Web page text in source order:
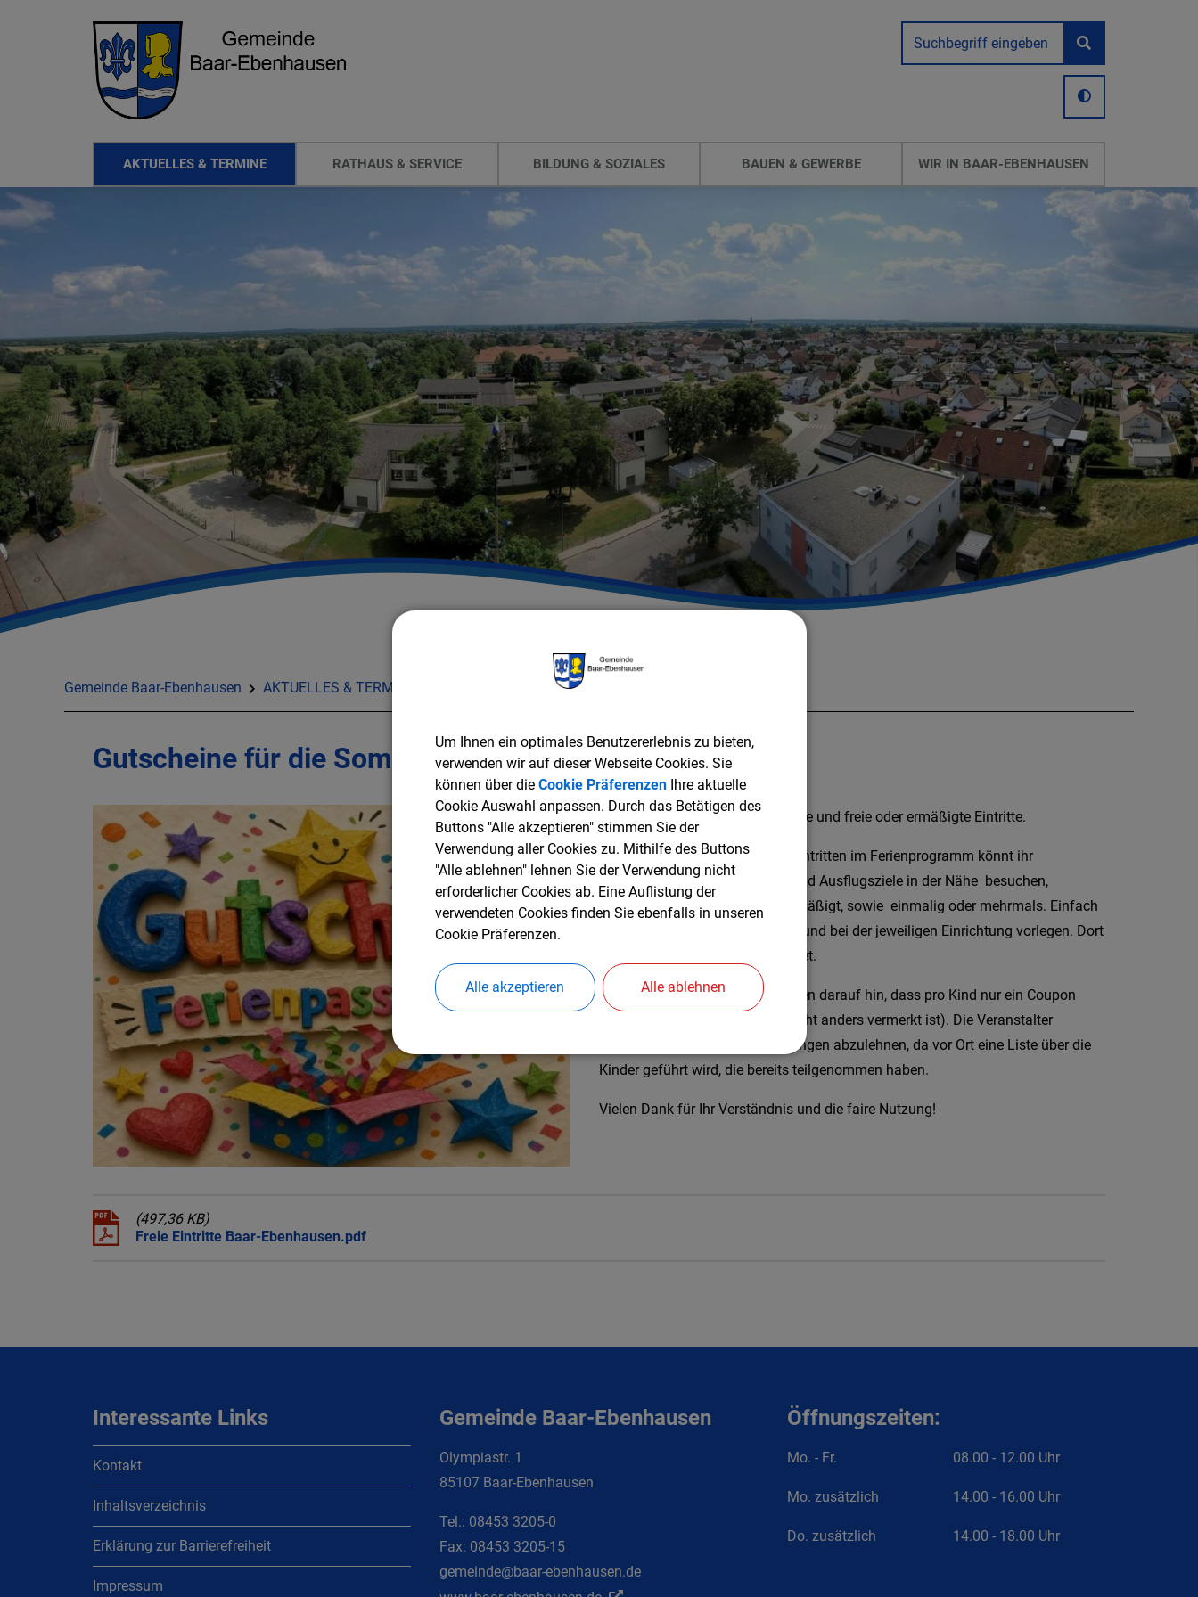
AKTUELLES & TERMINE RATHAUS & SERVICE BILDUNG & SOZIALES BAUEN & GEWERBE WIR IN BAAR-EBENHAUSEN
Gemeinde Baar-Ebenhausen AKTUELLES & TERMINE Gutscheine
Gutscheine für die Sommerferien
Nachfolgend findet ihr Gutscheine und freie oder ermäßigte Eintritte.
Mit den Gutscheinen und freie Eintritten im Ferienprogramm könnt ihr
spannende Aktivitäten erleben und Ausflugsziele in der Nähe besuchen,
teilweise kostenfrei, teilweise ermäßigt, sowie einmalig oder mehrmals. Einfach
die Gutscheinseiten ausdrucken und bei der jeweiligen Einrichtung vorlegen. Dort
wird der Gutschein dann entwertet.
Hinweis zur Einlösung:
Wir weisen darauf hin, dass pro Kind nur ein Coupon
eingelöst erden kann (falls es nicht anders vermerkt ist). Die Veranstalter
behalten sich vor, Mehrfachlösungen abzulehnen, da vor Ort eine Liste über die
Kinder geführt wird, die bereits teilgenommen haben.
Vielen Dank für Ihr Verständnis und die faire Nutzung!
(497,36 KB)
Freie Eintritte Baar-Ebenhausen.pdf
Interessante Links
Kontakt
Inhaltsverzeichnis
Erklärung zur Barrierefreiheit
Impressum
Gemeinde Baar-Ebenhausen
Olympiastr. 1
85107 Baar-Ebenhausen
Tel.: 08453 3205-0
Fax: 08453 3205-15
gemeinde@baar-ebenhausen.de
Öffnungszeiten:
Mo. - Fr. 08.00 - 12.00 Uhr
Mo. zusätzlich 14.00 - 16.00 Uhr
Do. zusätzlich 14.00 - 18.00 Uhr
Um Ihnen ein optimales Benutzererlebnis zu bieten,
verwenden wir auf dieser Webseite Cookies. Sie
können über die Cookie PräferenzenIhre aktuelle
Cookie Auswahl anpassen. Durch das Betätigen des
Buttons "Alle akzeptieren" stimmen Sie der
Verwendung aller Cookies zu. Mithilfe des Buttons
"Alle ablehnen" lehnen Sie der Verwendung nicht
erforderlicher Cookies ab. Eine Auflistung der
verwendeten Cookies finden Sie ebenfalls in unseren
Cookie Präferenzen.
Alle akzeptieren Alle ablehnen